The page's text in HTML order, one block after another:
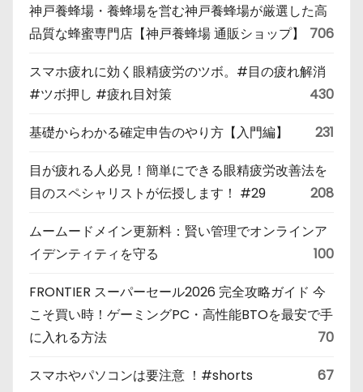
神戸養蜂場・養蜂場を営む神戸養蜂場が厳選した高
品質な蜂蜜専門店【神戸養蜂場 通販ショップ】
706
スマホ疲れに効く眼精疲労のツボ。#目の疲れ解消
#ツボ押し #疲れ目対策
430
基礎からわかる確定申告のやり方【入門編】 231
目が疲れる人必見！簡単にできる眼精疲労改善法を
目のスペシャリストが伝授します！ #29
208
ムームードメイン更新料：賢い管理でオンラインア
イデンティティを守る
100
FRONTIER スーパーセール2026 完全攻略ガイド 今
こそ買い時！ゲーミングPC・高性能BTOを最安で手
に入れる方法
70
スマホやパソコンは要注意 ！#shorts 67